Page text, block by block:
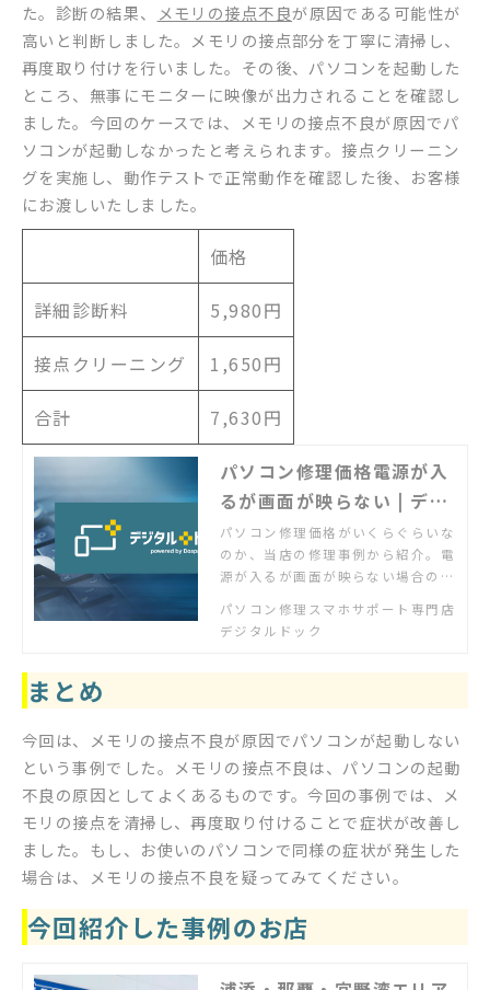
た。診断の結果、
メモリの接点不良が原因である可能性が
高いと判断しました。メモリの接点部分を丁寧に清掃し、
再度取り付けを行いました。その後、パソコンを起動した
ところ、無事にモニターに映像が出力されることを確認し
ました。今回のケースでは、メモリの接点不良が原因でパ
ソコンが起動しなかったと考えられます。接点クリーニン
グを実施し、動作テストで正常動作を確認した後、お客様
にお渡しいたしました。
価格
詳細診断料 5,980円
接点クリーニング 1,650円
合計 7,630円
パソコン修理価格電源が入
るが画面が映らない | デジ
タルドック【公式】
パソコン修理価格がいくらぐらいな
のか、当店の修理事例から紹介。電
源が入るが画面が映らない場合の価
だけます。実際の作業前にはお客様
にお見積もりを必ず提示し、了承い
パソコン修理スマホサポート専門店
デジタルドック
まとめ
今回は、メモリの接点不良が原因でパソコンが起動しない
という事例でした。メモリの接点不良は、パソコンの起動
不良の原因としてよくあるものです。今回の事例では、メ
モリの接点を清掃し、再度取り付けることで症状が改善し
ました。もし、お使いのパソコンで同様の症状が発生した
場合は、メモリの接点不良を疑ってみてください。
今回紹介した事例のお店